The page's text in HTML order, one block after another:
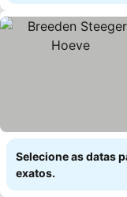
Selecione as datas
exatos.